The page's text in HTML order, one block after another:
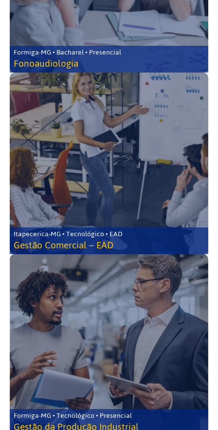
Formiga-MG • Bacharel • Presencial
Fonoaudiologia
Itapecerica-MG • Tecnológico • EAD
Gestão Comercial – EAD
Formiga-MG • Tecnológico • Presencial